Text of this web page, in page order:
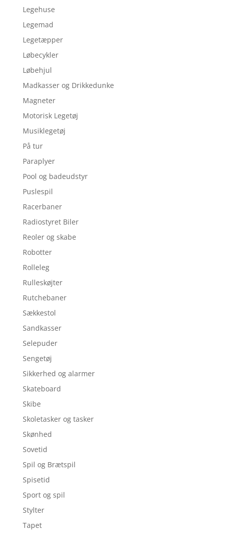
Legehuse
Legemad
Legetæpper
Løbecykler
Løbehjul
Madkasser og Drikkedunke
Magneter
Motorisk Legetøj
Musiklegetøj
På tur
Paraplyer
Pool og badeudstyr
Puslespil
Racerbaner
Radiostyret Biler
Reoler og skabe
Robotter
Rolleleg
Rulleskøjter
Rutchebaner
Sækkestol
Sandkasser
Selepuder
Sengetøj
Sikkerhed og alarmer
Skateboard
Skibe
Skoletasker og tasker
Skønhed
Sovetid
Spil og Brætspil
Spisetid
Sport og spil
Stylter
Tapet